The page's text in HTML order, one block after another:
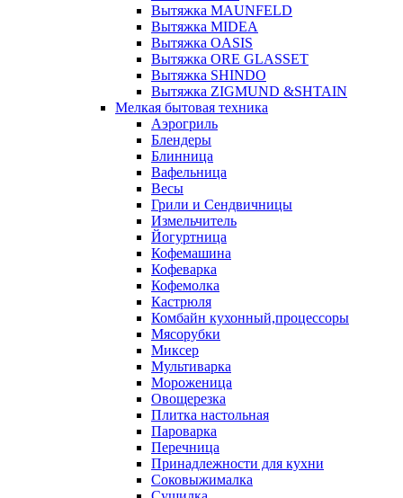
Вытяжка MAUNFELD
Вытяжка MIDEA
Вытяжка OASIS
Вытяжка ORE GLASSET
Вытяжка SHINDO
Вытяжка ZIGMUND &SHTAIN
Мелкая бытовая техника
Аэрогриль
Блендеры
Блинница
Вафельница
Весы
Грили и Сендвичницы
Измельчитель
Йогуртница
Кофемашина
Кофеварка
Кофемолка
Кастрюля
Комбайн кухонный,процессоры
Мясорубки
Миксер
Мультиварка
Мороженица
Овощерезка
Плитка настольная
Пароварка
Перечница
Принадлежности для кухни
Соковыжималка